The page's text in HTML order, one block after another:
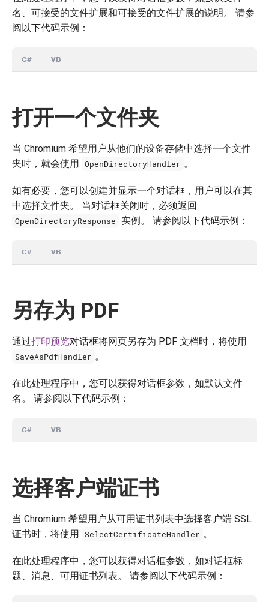
名、可接受的文件扩展和可接受的文件扩展的说明。 请参
阅以下代码示例：
C# VB
打开一个文件夹
当 Chromium 希望用户从他们的设备存储中选择一个文件
夹时，就会使用 OpenDirectoryHandler 。
如有必要，您可以创建并显示一个对话框，用户可以在其
中选择文件夹。 当对话框关闭时，必须返回
OpenDirectoryResponse 实例。 请参阅以下代码示例：
C# VB
另存为 PDF
通过打印预览对话框将网页另存为 PDF 文档时，将使用
SaveAsPdfHandler 。
在此处理程序中，您可以获得对话框参数，如默认文件
名。 请参阅以下代码示例：
C# VB
选择客户端证书
当 Chromium 希望用户从可用证书列表中选择客户端 SSL
证书时，将使用 SelectCertificateHandler 。
在此处理程序中，您可以获得对话框参数，如对话框标
题、消息、可用证书列表。 请参阅以下代码示例：